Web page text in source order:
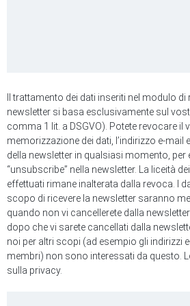
Il trattamento dei dati inseriti nel modulo
newsletter si basa esclusivamente sul
comma 1 lit. a DSGVO). Potete revocare
memorizzazione dei dati, l’indirizzo e-mail
della newsletter in qualsiasi momento, per
“unsubscribe” nella newsletter. La liceità
effettuati rimane inalterata dalla revoca. I
scopo di ricevere la newsletter saranno
quando non vi cancellerete dalla
dopo che vi sarete cancellati dalla
noi per altri scopi (ad esempio gli indirizzi
membri) non sono interessati da questo.
sulla privacy.